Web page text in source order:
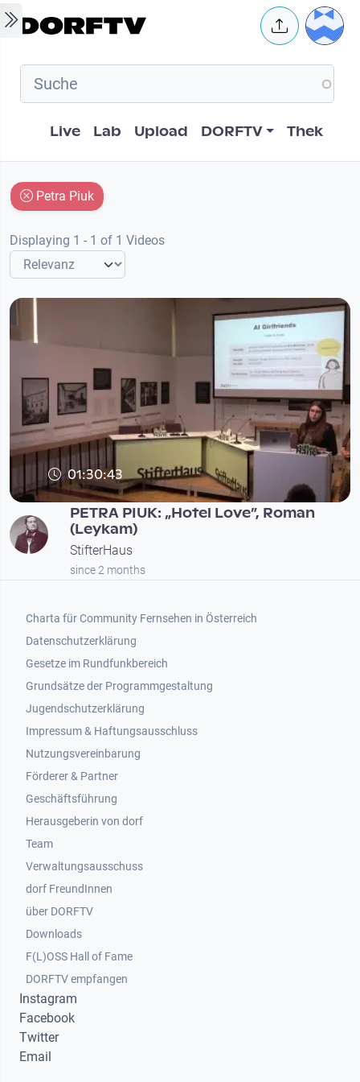
Skip to main content User
Hauptnavigation
Live Lab Upload DORFTV Thek
Petra Piuk
Displaying 1 - 1 of 1 Videos
01:30:43
PETRA PIUK: „Hotel Love”, Roman
(Leykam)
StifterHaus
since 2 months
Footer 1
Charta für Community Fernsehen in Österreich
Datenschutzerklärung
Gesetze im Rundfunkbereich
Grundsätze der Programmgestaltung
Jugendschutzerklärung
Impressum & Haftungsausschluss
Nutzungsvereinbarung
Footer 2
Förderer & Partner
Geschäftsführung
Herausgeberin von dorf
Team
Verwaltungsausschuss
dorf FreundInnen
Footer 3
über DORFTV
Downloads
F(L)OSS Hall of Fame
Footer 4
DORFTV empfangen
Instagram
Facebook
Twitter
Email